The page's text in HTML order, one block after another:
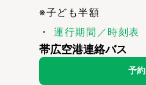
※子ども半額
・運行期間／時刻表
帯広空港連絡バス
予約